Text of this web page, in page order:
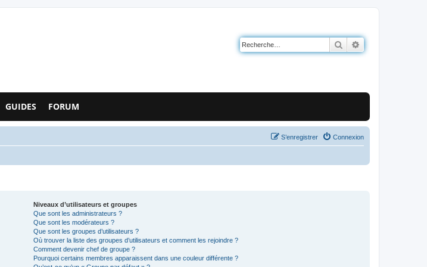
Rechercher
GUIDES FORUM
Connexion
S’enregistrer
Niveaux d’utilisateurs et groupes
Que sont les administrateurs ?
Que sont les modérateurs ?
Que sont les groupes d’utilisateurs ?
Où trouver la liste des groupes d’utilisateurs et comment les rejoindre ?
Comment devenir chef de groupe ?
Pourquoi certains membres apparaissent dans une couleur différente ?